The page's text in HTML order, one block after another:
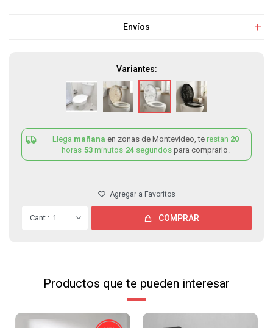
Envíos
Variantes:
Llega mañana en zonas de Montevideo, te restan 20
horas 53 minutos 24 segundos para comprarlo.
1 COMPRAR
Productos que te pueden interesar